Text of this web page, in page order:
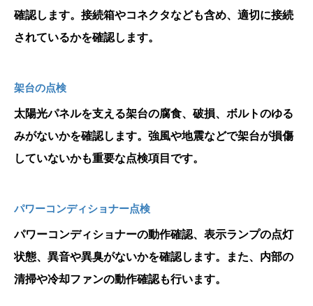
確認します。接続箱やコネクタなども含め、適切に接続
されているかを確認します。
架台の点検
太陽光パネルを支える架台の腐食、破損、ボルトのゆる
みがないかを確認します。強風や地震などで架台が損傷
していないかも重要な点検項目です。
パワーコンディショナー点検
パワーコンディショナーの動作確認、表示ランプの点灯
状態、異音や異臭がないかを確認します。また、内部の
清掃や冷却ファンの動作確認も行います。